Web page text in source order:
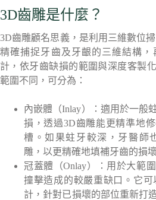
3D齒雕是什麼？
3D齒雕顧名思義，是利用三維數位
精確捕捉牙齒及牙齦的三維結構，
計，依牙齒缺損的範圍與深度客製
範圍不同，可分為：
內嵌體（Inlay）：適用於一般
損，透過3D齒雕能更精準地
槽。如果蛀牙較深，牙醫師
雕，以更精確地填補牙齒的損
冠蓋體（Onlay）：用於大範
撞擊造成的較嚴重缺口。它可
計，針對已損壞的部位重新打